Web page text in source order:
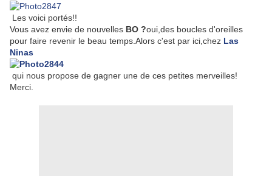
Les voici portés!!
Vous avez envie de nouvelles BO ?oui,des boucles d'oreilles
pour faire revenir le beau temps.Alors c'est par ici,chez Las
Ninas
qui nous propose de gagner une de ces petites merveilles!
Merci.